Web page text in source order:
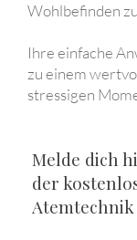
Wohlbefinden
Ihre einfache
zu einem
stressigen
Melde dich
der